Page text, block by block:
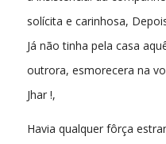
solícita e carinhosa,
Já não tinha pela casa
outrora, esmorecera na
Jhar !,
Havia qualquer fôrça